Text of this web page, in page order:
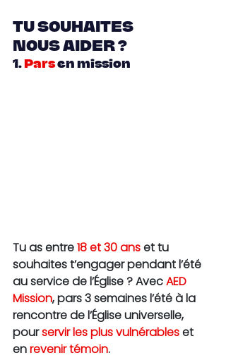
TU SOUHAITES
NOUS AIDER ?
1. Pars en mission
Tu as entre 18 et 30 ans et tu
souhaites t’engager pendant l’été
au service de l’Église ? Avec AED
Mission, pars 3 semaines l’été à la
rencontre de l’Église universelle,
pour servir les plus vulnérables et
en revenir témoin.